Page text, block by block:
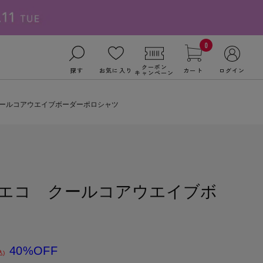
探す お気に入り クーポン
キャンペーン
0
カート ログイン
コアウエイブボーダーポロシャツ
コ クールコアウエイブボ
) 40%OFF